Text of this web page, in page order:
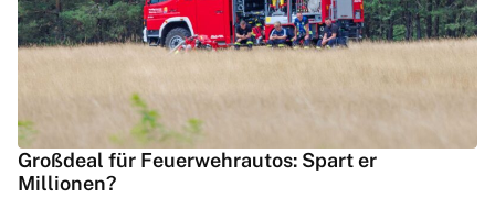
Großdeal für Feuerwehrautos: Spart er
Millionen?